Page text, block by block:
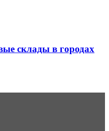
склады в городах